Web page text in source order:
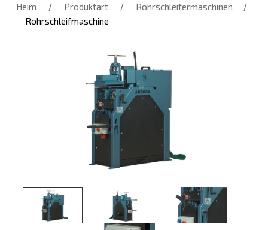
Heim / Produktart / Rohrschleifermaschinen /
Rohrschleifmaschine